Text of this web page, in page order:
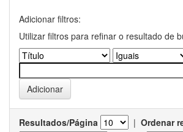
Adicionar filtros:
Utilizar filtros para refinar o resultado de
Resultados/Página | Ordenar